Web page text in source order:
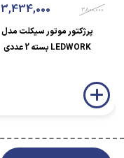
3,800,000
3,434,000
پرژکتور موتور سیکلت مدل
LEDWORK بسته 2 عددی